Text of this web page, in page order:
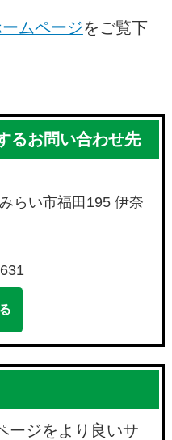
ムページをご覧下
るお問い合わせ先
らい市福田195 伊奈
ージをより良いサ